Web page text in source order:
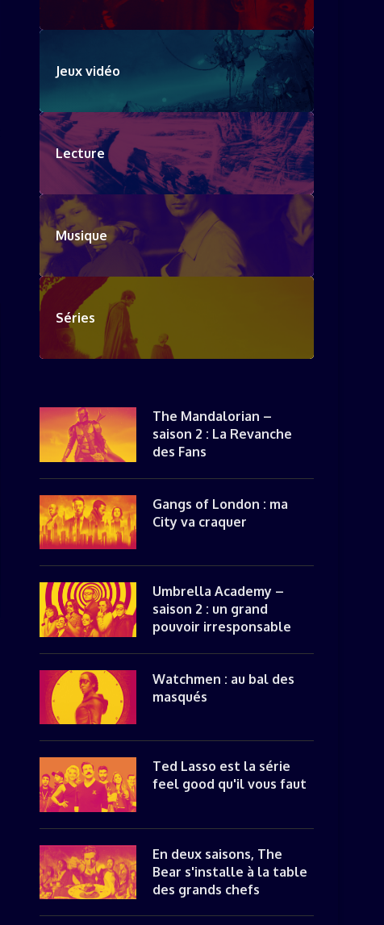
Jeux vidéo
Lecture
Musique
Séries
The Mandalorian –
saison 2 : La Revanche
des Fans
Gangs of London : ma
City va craquer
Umbrella Academy –
saison 2 : un grand
pouvoir irresponsable
Watchmen : au bal des
masqués
Ted Lasso est la série
feel good qu'il vous faut
En deux saisons, The
Bear s'installe à la table
des grands chefs